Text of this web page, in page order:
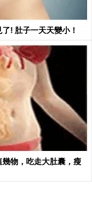
! 肚子一天天變小！
物，吃走大肚囊，瘦